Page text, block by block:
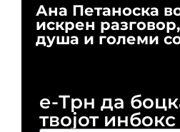
Ана Петаноска
искрен
душа и големи
е-Трн да
твојот инбокс